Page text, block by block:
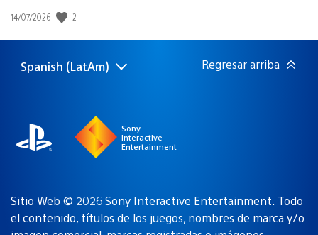
Fecha
publicación:
14/07/2026 2
Elige
una
Región
actual:
Spanish (LatAm) Regresar arriba
Sony
Interactive
Entertainment
Sitio Web © 2026 Sony Interactive Entertainment. Todo
el contenido, títulos de los juegos, nombres de marca y/o